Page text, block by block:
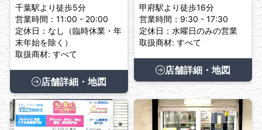
千葉駅より徒歩5分
営業時間：11:00 - 20:00
定休日：なし（臨時休業・年
末年始を除く）
取扱商材: すべて
店舗詳細・地図
甲府駅より徒歩16分
営業時間：9:30 - 17:30
定休日：水曜日のみの営業
取扱商材: すべて
店舗詳細・地図